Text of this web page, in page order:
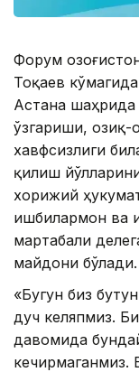
Форум
Тоқаев
Астана
ўзгариши, озиқ-
хавфсизлиги
қилиш
хорижий
ишбилармон ва
мартабали
майдони бўлади.
«Бугун биз
дуч келяпмиз.
давомида
кечирмаганмиз.